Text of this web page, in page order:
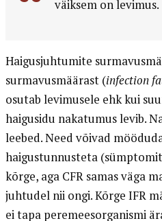
väiksem on levimus.
Haigusjuhtumite
surmavusmäärast (infection
osutab levimusele ehk kui
haigusidu nakatumus levib.
leebed. Need võivad
haigustunnusteta
kõrge, aga CFR samas väga
juhtudel nii ongi. Kõrge IFR
ei tapa peremeesorganismi